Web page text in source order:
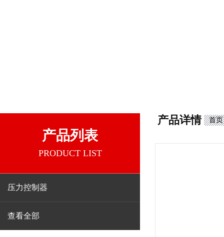
产品列表
PRODUCT LIST
压力控制器
查看全部
产品详情 首页